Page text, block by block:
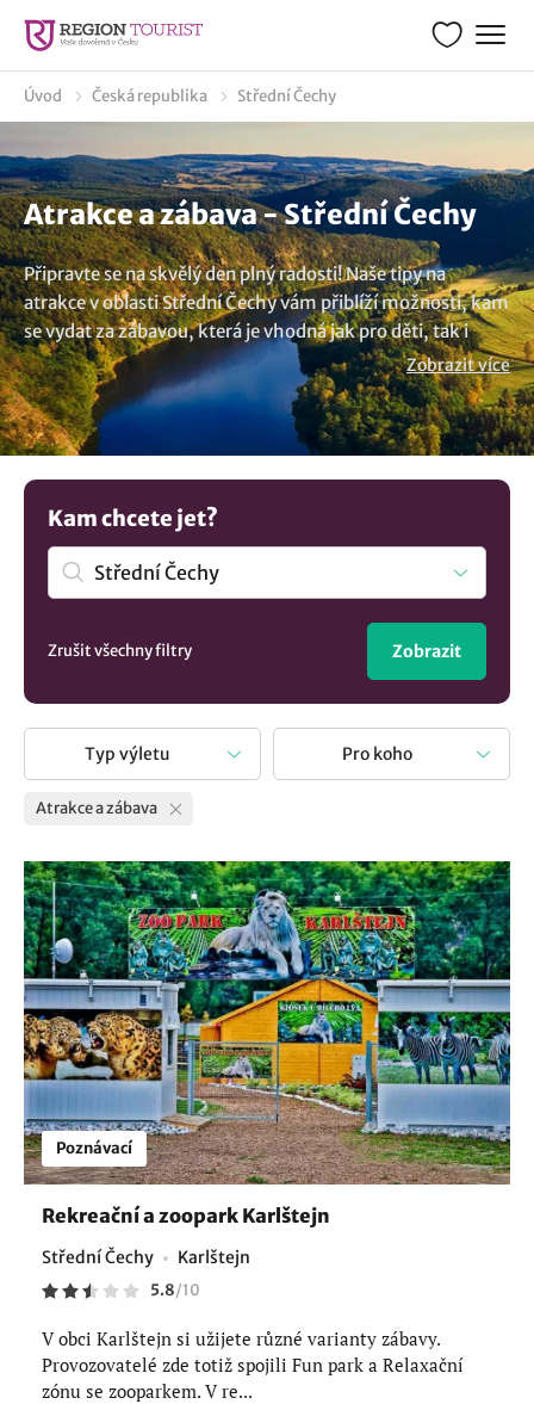
Úvod Česká republika Střední Čechy
Atrakce a zábava - Střední Čechy
Připravte se na skvělý den plný radosti! Naše tipy na
atrakce v oblasti Střední Čechy vám přiblíží možnosti, kam
se vydat za zábavou, která je vhodná jak pro děti, tak i
dospěláky. A jaké atrakce to mohou být? Děti mají
nejraději dětská hřiště, zábavní parky, vědecké parky,
vzdělávací centra, ale také třeba cirkusy a poutě. Tak a hurá
za vzrušením a zábavou! To vše zažijete prostřednictvím
atrakcí!
Zobrazit více
Kam chcete jet?
Zrušit všechny filtry Zobrazit
Typ výletu Pro koho
Atrakce a zábava
Poznávací
Rekreační a zoopark Karlštejn
Střední Čechy Karlštejn
5.8/10
V obci Karlštejn si užijete různé varianty zábavy.
Provozovatelé zde totiž spojili Fun park a Relaxační
zónu se zooparkem. V re...